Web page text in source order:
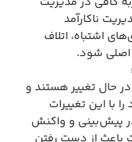
ناکارآمد
اشتباه، اتلاف
اصلی شود.
حال تغییر هستند و
با این تغییرات
پیش‌بینی و واکنش